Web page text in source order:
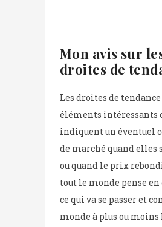
Mon avis sur
droites de
Les droites de
éléments intéressants
indiquent un éventuel
de marché quand elles
ou quand le prix
tout le monde pense
ce qui va se passer et
monde à plus ou